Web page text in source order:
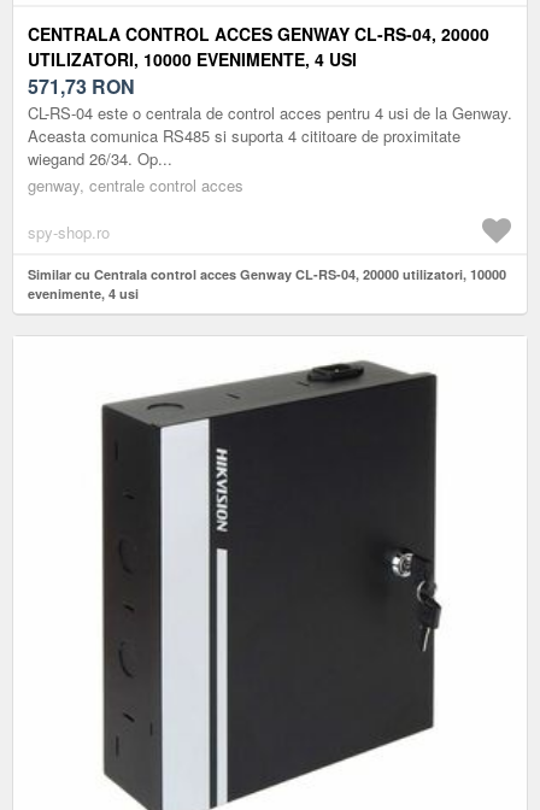
CENTRALA CONTROL ACCES GENWAY CL-RS-04, 20000
UTILIZATORI, 10000 EVENIMENTE, 4 USI
571,73 RON
CL-RS-04 este o centrala de control acces pentru 4 usi de la Genway.
Aceasta comunica RS485 si suporta 4 cititoare de proximitate
wiegand 26/34. Op...
genway, centrale control acces
spy-shop.ro
Similar cu Centrala control acces Genway CL-RS-04, 20000 utilizatori, 10000
evenimente, 4 usi